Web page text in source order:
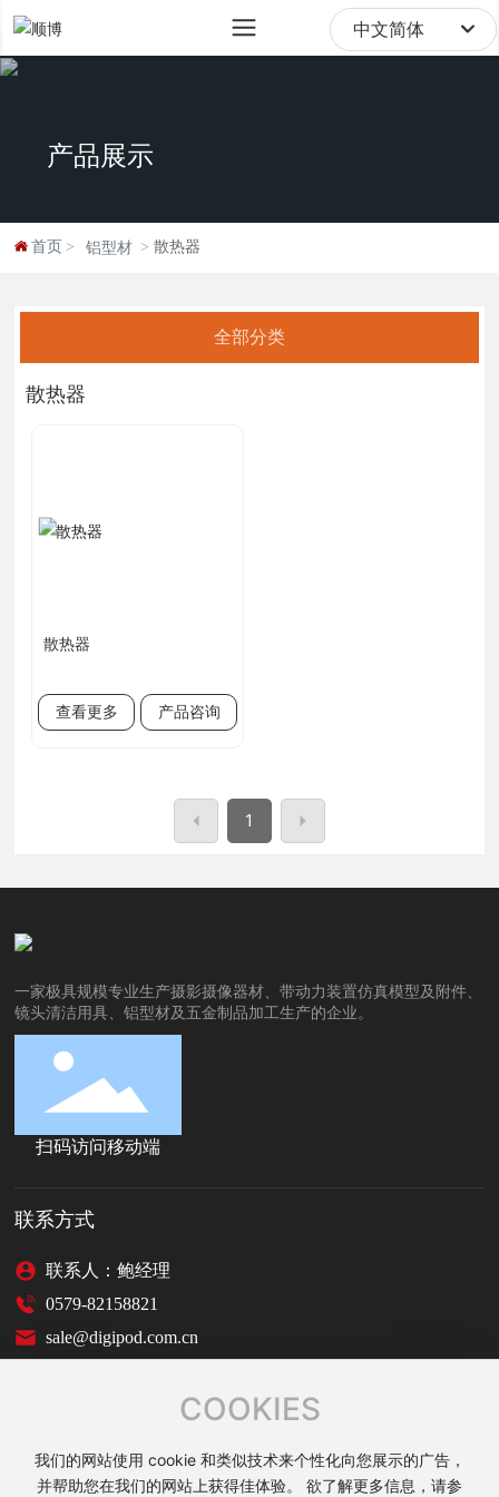
中文简体
产品展示
首页 铝型材 散热器
全部分类
散热器
散热器
查看更多 产品咨询
1
一家极具规模专业生产摄影摄像器材、带动力装置仿真模型及附件、
镜头清洁用具、铝型材及五金制品加工生产的企业。
扫码访问移动端
联系方式
联系人：鲍经理
0579-82158821
sale@digipod.com.cn
Copyright © 2025 金华市顺博影像器材有限公司
技术支持 : 中企跨境|Tag
COOKIES
我们的网站使用 cookie 和类似技术来个性化向您展示的广告，
并帮助您在我们的网站上获得佳体验。 欲了解更多信息，请参